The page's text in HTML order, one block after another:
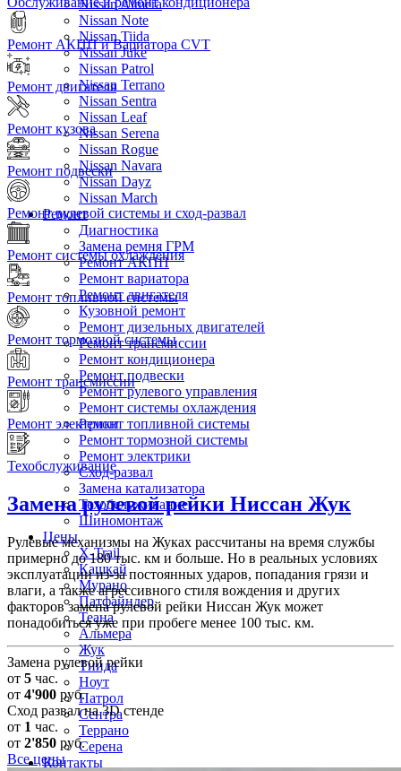
Nissan Almera
Nissan Note
Nissan Tiida
Nissan Juke
Nissan Patrol
Nissan Terrano
Nissan Sentra
Nissan Leaf
Nissan Serena
Nissan Rogue
Nissan Navara
Nissan Dayz
Nissan March
Ремонт
Диагностика
Замена ремня ГРМ
Ремонт АКПП
Ремонт вариатора
Ремонт двигателя
Кузовной ремонт
Ремонт дизельных двигателей
Ремонт трансмиссии
Ремонт кондиционера
Ремонт подвески
Ремонт рулевого управления
Ремонт системы охлаждения
Ремонт топливной системы
Ремонт тормозной системы
Ремонт электрики
Сход-развал
Замена катализатора
Техобслуживание
Шиномонтаж
Цены
X-Trail
Кашкай
Мурано
Патфайндер
Теана
Альмера
Жук
Тиида
Ноут
Патрол
Сентра
Террано
Серена
Контакты
Ремонт АКПП и Вариатора CVT
Ремонт двигателя
Ремонт кузова
Ремонт подвески
Ремонт рулевой системы и сход-развал
Ремонт системы охлаждения
Ремонт топливной системы
Ремонт тормозной системы
Ремонт трансмиссии
Ремонт электрики
Техобслуживание
Замена рулевой рейки Ниссан Жук
Рулевые механизмы на Жуках рассчитаны на время службы
примерно до 180 тыс. км и больше. Но в реальных условиях
эксплуатации из-за постоянных ударов, попадания грязи и
влаги, а также агрессивного стиля вождения и других
факторов замена рулевой рейки Ниссан Жук может
понадобиться уже при пробеге менее 100 тыс. км.
Замена рулевой рейки
от 5 час.
от 4'900 руб.
Сход развал на 3D стенде
от 1 час.
от 2'850 руб.
Все цены